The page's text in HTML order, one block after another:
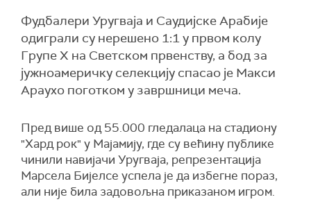
Фудбалери Уругваја и Саудијске Арабије
одиграли су нерешено 1:1 у првом колу
Групе Х на Светском првенству, а бод за
јужноамеричку селекцију спасао је Макси
Араухо поготком у завршници меча.
Пред више од 55.000 гледалаца на стадиону
"Хард рок" у Мајамију, где су већину публике
чинили навијачи Уругваја, репрезентација
Марсела Бијелсе успела је да избегне пораз,
али није била задовољна приказаном игром.